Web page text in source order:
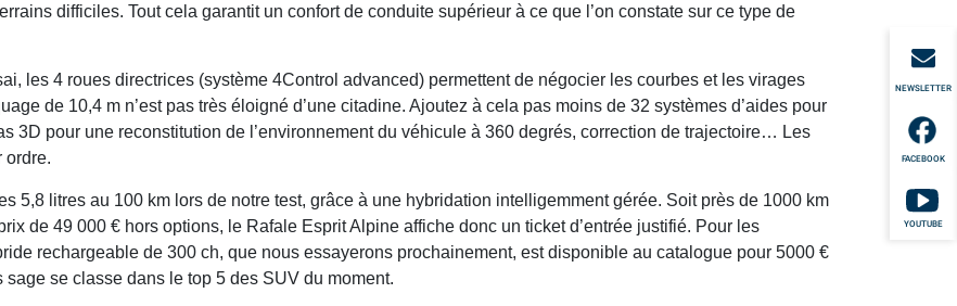
NEWSLETTER
FACEBOOK
YOUTUBE
difficiles. Tout cela garantit un confort de conduite supérieur à ce que l’on constate sur ce type de
les 4 roues directrices (système 4Control advanced) permettent de négocier les courbes et les virages
de 10,4 m n’est pas très éloigné d’une citadine. Ajoutez à cela pas moins de 32 systèmes d’aides pour
3D pour une reconstitution de l’environnement du véhicule à 360 degrés, correction de trajectoire… Les
ordre.
5,8 litres au 100 km lors de notre test, grâce à une hybridation intelligemment gérée. Soit près de 1000 km
de 49 000 € hors options, le Rafale Esprit Alpine affiche donc un ticket d’entrée justifié. Pour les
rechargeable de 300 ch, que nous essayerons prochainement, est disponible au catalogue pour 5000 €
se classe dans le top 5 des SUV du moment.